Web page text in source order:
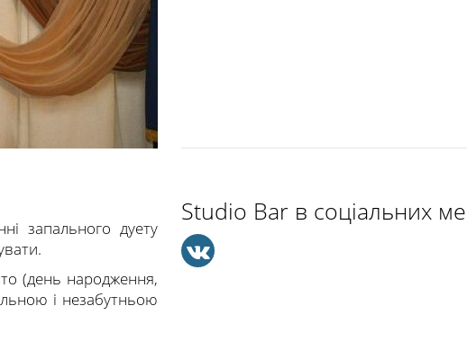
запального дуету
(день народження,
і незабутньою
Studio Bar в соціальних